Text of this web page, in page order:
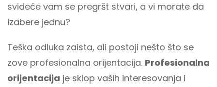
svideće vam se pregršt stvari, a vi morate da
izabere jednu?
Teška odluka zaista, ali postoji nešto što se
zove profesionalna orijentacija. Profesionalna
orijentacija je sklop vaših interesovanja i